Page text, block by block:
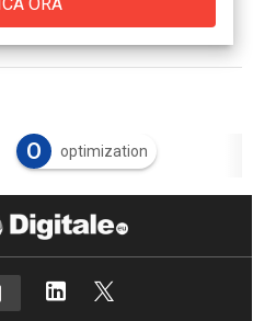
O optimization